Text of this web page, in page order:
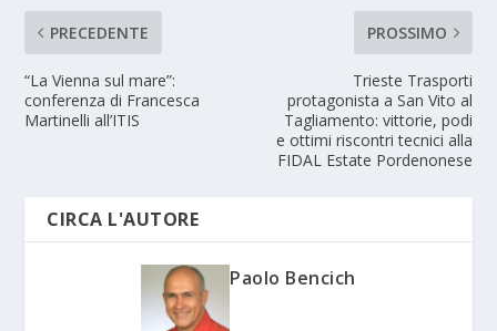
PRECEDENTE
“La Vienna sul mare”:
conferenza di Francesca
Martinelli all’ITIS
PROSSIMO
Trieste Trasporti
protagonista a San Vito al
Tagliamento: vittorie, podi
e ottimi riscontri tecnici alla
FIDAL Estate Pordenonese
CIRCA L'AUTORE
Paolo Bencich